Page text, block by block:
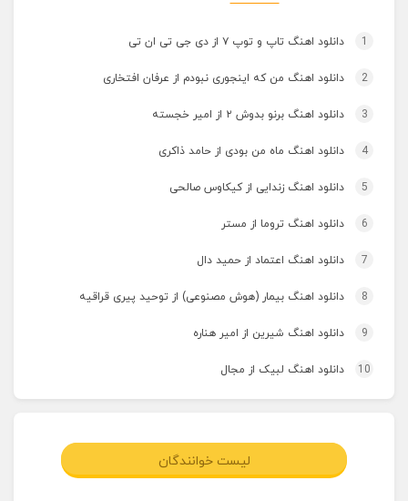
1 دانلود اهنگ تاپ و توپ ۷ از دی جی تی ان تی
2 دانلود اهنگ من که اینجوری نبودم از عرفان افتخاری
3 دانلود اهنگ برنو بدوش ۲ از امیر خجسته
4 دانلود اهنگ ماه من بودی از حامد ذاکری
5 دانلود اهنگ زندایی از کیکاوس صالحی
6 دانلود اهنگ تروما از مستر
7 دانلود اهنگ اعتماد از حمید دال
8 دانلود اهنگ بیمار (هوش مصنوعی) از توحید پیری قراقیه
9 دانلود اهنگ شیرین از امیر هناره
10 دانلود اهنگ لبیک از مجال
لیست خوانندگان